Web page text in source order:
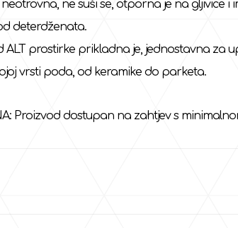
ne suši se, otporna je na gljivice
deterdženata.
ALT prostirke prikladna je, jednostavna za
vrsti poda, od keramike do parketa.
Proizvod dostupan na zahtjev s